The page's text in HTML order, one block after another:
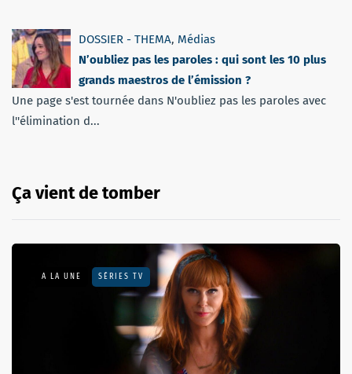
DOSSIER - THEMA, Médias
N’oubliez pas les paroles : qui sont les 10 plus
grands maestros de l’émission ?
Une page s'est tournée dans N'oubliez pas les paroles avec
l''élimination d...
Ça vient de tomber
A LA UNE SÉRIES TV